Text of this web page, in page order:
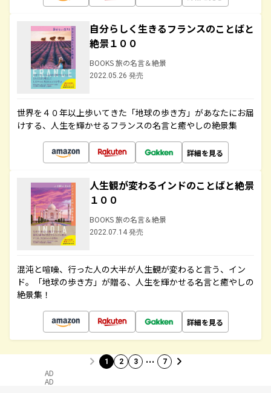
自分らしく生きるフランスのことばと
絶景１００
BOOKS 旅の名言＆絶景
2022.05.26 発売
世界を４０年以上歩いてきた「地球の歩き方」があなたにお届
けする、人生を輝かせるフランスの名言と癒やしの絶景集
詳細を見る
人生観が変わるインドのことばと絶景
１００
BOOKS 旅の名言＆絶景
2022.07.14 発売
混沌と喧噪、行った人の大半が人生観が変わると言う、イン
ド。「地球の歩き方」が贈る、人生を輝かせる名言と癒やしの
絶景集！
詳細を見る
1 2 3 … 7
AD
AD